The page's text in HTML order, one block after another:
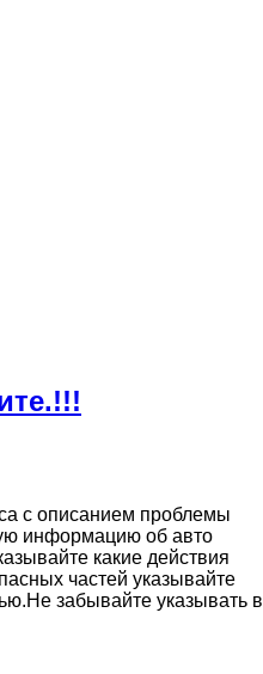
с описанием проблемы
информацию об авто
какие действия
частей указывайте
забывайте указывать в